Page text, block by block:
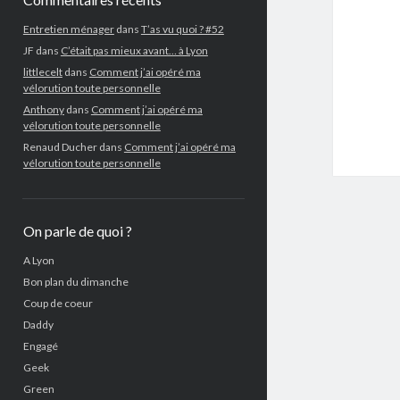
Entretien ménagerdans T’as vu quoi ? #52
JF dans C’était pas mieux avant… à Lyon
littleceltdans Comment j’ai opéré ma
vélorution toute personnelle
Anthonydans Comment j’ai opéré ma
vélorution toute personnelle
Renaud Ducherdans Comment j’ai opéré ma
vélorution toute personnelle
On parle de quoi ?
A Lyon
Bon plan du dimanche
Coup de coeur
Daddy
Engagé
Geek
Green